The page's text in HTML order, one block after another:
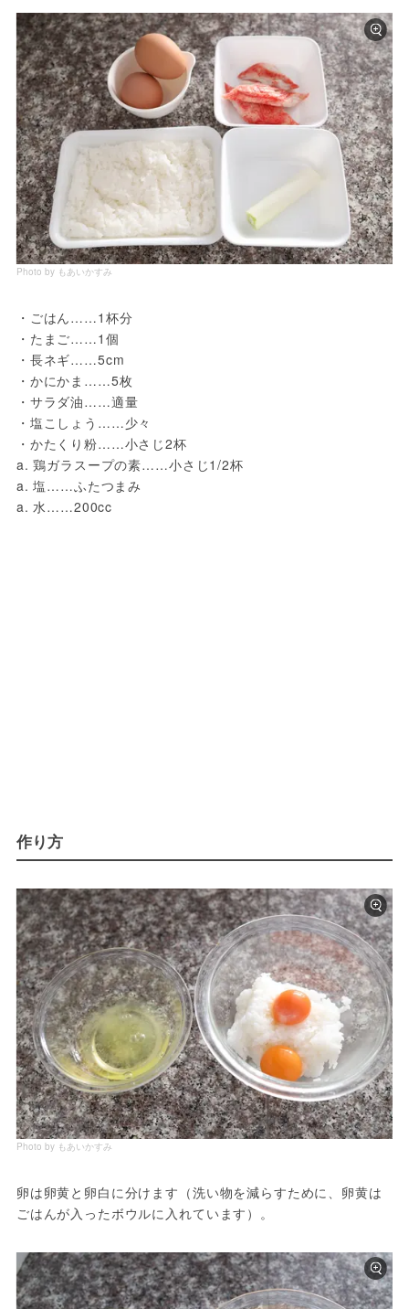
Photo by もあいかすみ
・ごはん……1杯分
・たまご……1個
・長ネギ……5cm
・かにかま……5枚
・サラダ油……適量
・塩こしょう……少々
・かたくり粉……小さじ2杯
a. 鶏ガラスープの素……小さじ1/2杯
a. 塩……ふたつまみ
a. 水……200cc
作り方
Photo by もあいかすみ
卵は卵黄と卵白に分けます（洗い物を減らすために、卵黄は
ごはんが入ったボウルに入れています）。